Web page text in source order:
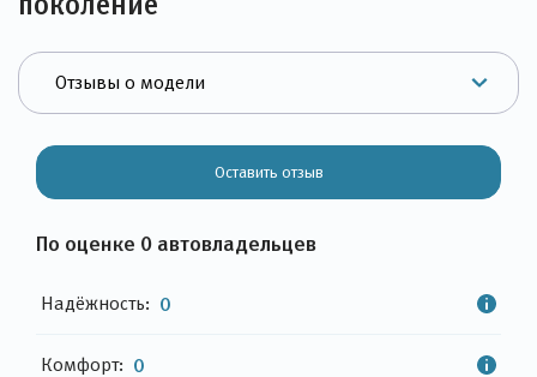
Оставить отзыв
По оценке 0 автовладельцев
Надёжность: 0
Комфорт: 0